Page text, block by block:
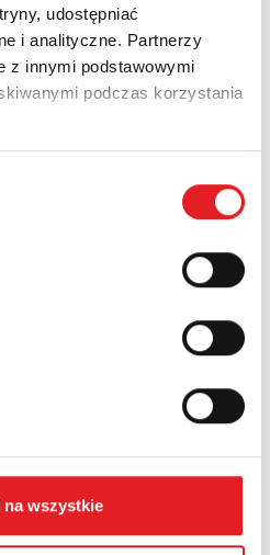
udostępniać
i analityczne. Partnerzy
z innymi podstawowymi
podczas korzystania
na wszystkie